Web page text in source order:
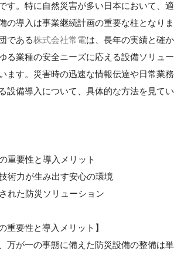
す。特に自然災害が多い日本において、適
の導入は事業継続計画の重要な柱となりま
である株式会社常電は、長年の実績と確か
る業種の安全ニーズに応える設備ソリュー
ます。災害時の迅速な情報伝達や日常業務
設備導入について、具体的な方法を見てい
重要性と導入メリット
術力が生み出す安心の環境
れた防災ソリューション
重要性と導入メリット】
万が一の事態に備えた防災設備の整備は単